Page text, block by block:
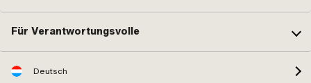
Für Verantwortungsvolle
Deutsch